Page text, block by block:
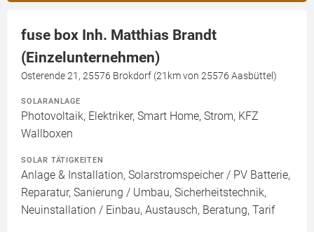
fuse box Inh. Matthias Brandt
(Einzelunternehmen)
Osterende 21, 25576 Brokdorf (21km von 25576 Aasbüttel)
SOLARANLAGE
Photovoltaik, Elektriker, Smart Home, Strom, KFZ
Wallboxen
SOLAR TÄTIGKEITEN
Anlage & Installation, Solarstromspeicher / PV Batterie,
Reparatur, Sanierung / Umbau, Sicherheitstechnik,
Neuinstallation / Einbau, Austausch, Beratung, Tarif